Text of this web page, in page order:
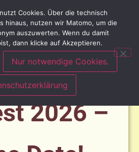
2026 –
Cookies. Über die technisch
hinaus, nutzen wir Matomo, um die
auszuwerten. Wenn du damit
dann klicke auf Akzeptieren.
Nur notwendige Cookies.